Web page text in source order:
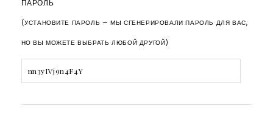
ПАРОЛЬ
(УСТАНОВИТЕ ПАРОЛЬ — МЫ СГЕНЕРИРОВАЛИ ПАРОЛЬ ДЛЯ ВАС,
НО ВЫ МОЖЕТЕ ВЫБРАТЬ ЛЮБОЙ ДРУГОЙ)